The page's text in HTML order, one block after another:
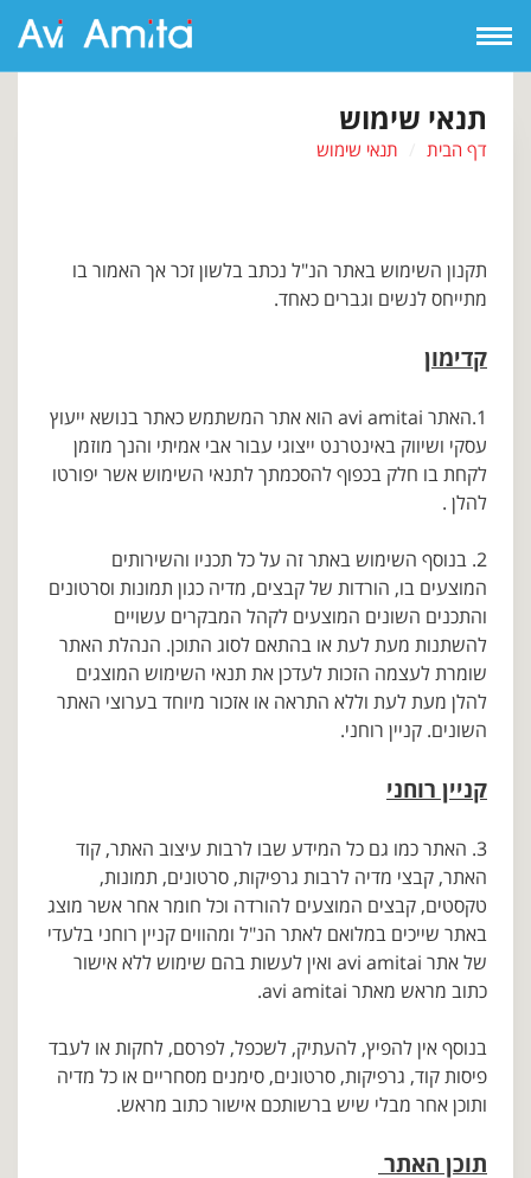
Open
Navigation
תנאי שימוש
דף הבית תנאי שימוש
תקנון השימוש באתר הנ"ל נכתב בלשון זכר אך האמור בו
מתייחס לנשים וגברים כאחד.
קדימון
1.האתר avi amitai הוא אתר המשתמש כאתר בנושא ייעוץ
עסקי ושיווק באינטרנט ייצוגי עבור אבי אמיתי והנך מוזמן
לקחת בו חלק בכפוף להסכמתך לתנאי השימוש אשר יפורטו
להלן .
2. בנוסף השימוש באתר זה על כל תכניו והשירותים
המוצעים בו, הורדות של קבצים, מדיה כגון תמונות וסרטונים
והתכנים השונים המוצעים לקהל המבקרים עשויים
להשתנות מעת לעת או בהתאם לסוג התוכן. הנהלת האתר
שומרת לעצמה הזכות לעדכן את תנאי השימוש המוצגים
להלן מעת לעת וללא התראה או אזכור מיוחד בערוצי האתר
השונים. קניין רוחני.
קניין רוחני
3. האתר כמו גם כל המידע שבו לרבות עיצוב האתר, קוד
האתר, קבצי מדיה לרבות גרפיקות, סרטונים, תמונות,
טקסטים, קבצים המוצעים להורדה וכל חומר אחר אשר מוצג
באתר שייכים במלואם לאתר הנ"ל ומהווים קניין רוחני בלעדי
של אתר avi amitai ואין לעשות בהם שימוש ללא אישור
כתוב מראש מאתר avi amitai.
בנוסף אין להפיץ, להעתיק, לשכפל, לפרסם, לחקות או לעבד
פיסות קוד, גרפיקות, סרטונים, סימנים מסחריים או כל מדיה
ותוכן אחר מבלי שיש ברשותכם אישור כתוב מראש.
תוכן האתר